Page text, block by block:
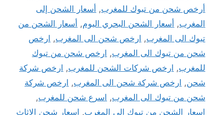
أرخص شحن من تبوك للمغرب, أسعار الشحن إلى
المغرب, أسعار الشحن البحري اليوم, أسعار الشحن من
تبوك الى المغرب, ارخص شحن الى المغرب, ارخص
شحن من تبوك الى المغرب, ارخص شحن من تبوك
للمغرب, ارخص شركات الشحن للمغرب, ارخص شركة
شحن, ارخص شركة شحن الى المغرب, ارخص شركة
شحن من تبوك الى المغرب, اسرع شحن للمغرب,
اسعار الشحن من تبوك الى المغرب, اسعار شحن الاثاث